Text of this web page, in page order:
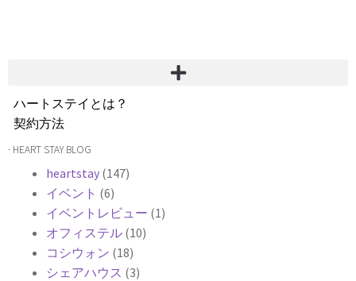
ハートステイとは？
契約方法
韓国不動産情報
よくある質問
Heartee
· HEART STAY BLOG
heartstay (147)
イベント (6)
イベントレビュー (1)
オフィステル (10)
コシウォン (18)
シェアハウス (3)